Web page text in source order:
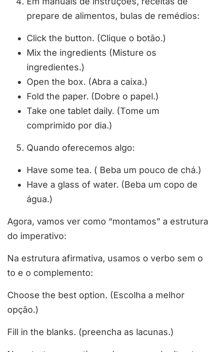
prepare de alimentos, bulas de remédios:
Click the button. (Clique o botão.)
Mix the ingredients (Misture os
ingredientes.)
Open the box. (Abra a caixa.)
Fold the paper. (Dobre o papel.)
Take one tablet daily. (Tome um
comprimido por dia.)
Quando oferecemos algo:
Have some tea. ( Beba um pouco de chá.)
Have a glass of water. (Beba um copo de
água.)
Agora, vamos ver como “montamos” a estrutura
do imperativo:
Na estrutura afirmativa, usamos o verbo sem o
to e o complemento:
Choose the best option. (Escolha a melhor
opção.)
Fill in the blanks. (preencha as lacunas.)